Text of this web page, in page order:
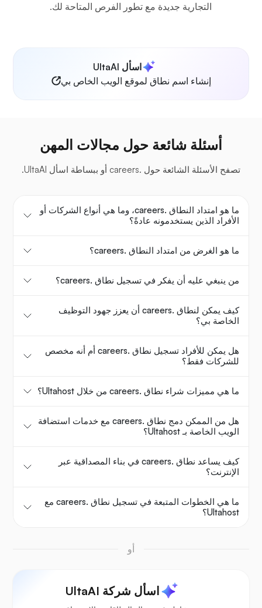
التجارية جديدة مع تطور الفرص المتاحة لك.
اسأل UltaAI
إنشاء اسم نطاق لموقع الويب الخاص بي
أسئلة شائعة حول مجالات المهن
تصفح الأسئلة الشائعة حول .careers أو ببساطة اسأل UltaAI.
ما هو امتداد النطاق .careers، وما هي أنواع الشركات أو
الأفراد الذين يستخدمونه عادةً؟
ما هو الغرض من امتداد النطاق .careers؟
من ينبغي عليه أن يفكر في تسجيل نطاق .careers؟
كيف يمكن لنطاق .careers أن يعزز جهود التوظيف
الخاصة بي؟
هل يمكن للأفراد تسجيل نطاق .careers أم أنه مخصص
للشركات فقط؟
ما هي مميزات شراء نطاق .careers من خلال Ultahost؟
هل من الممكن دمج نطاق .careers مع خدمات استضافة
الويب الخاصة بـ Ultahost؟
كيف يساعد نطاق .careers في بناء المصداقية عبر
الإنترنت؟
ما هي الخطوات المتبعة في تسجيل نطاق .careers مع
Ultahost؟
أو
اسأل شركة UltaAI